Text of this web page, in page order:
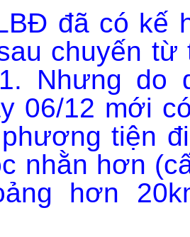
có kế
chuyến từ
Nhưng do
06/12 mới
tiện
nhằn hơn
hơn